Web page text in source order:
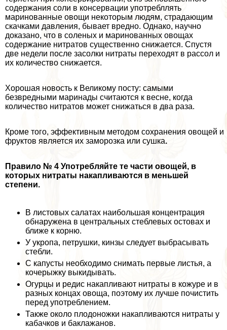
содержания соли в консервации употрeбллять
маринованные овощи некоторым людям, страдающим
скачками давления, бывает вредно. Однако, научно
доказано, что в соленых и маринованных овощах
содержание нитратов существенно снижается. Спустя
две недели после засолки нитраты переходят в рассол и
их количество снижается.
Хорошая новость к Великому посту: самыми
безвредными маринады считаются к весне, когда
количество нитратов может снижаться в два раза.
Кроме того, эффективным методом сохранения овощей и
фруктов является их заморозка или сушка.
Правило № 4 Употрeбляйте те части овощей, в
которых нитраты накапливаются в меньшей
степени.
В листовых салатах наибольшая концентрация
обнаружена в центральных стeблевых остовах и
ближе к корню.
У укропа, петрушки, кинзы следует выбрасывать
стeбли.
С капусты необходимо снимать первые листья, а
кочерыжку выкидывать.
Огурцы и редис накапливают нитраты в кожуре и в
разных концах овоща, поэтому их лучше почистить
перед употрeблением.
Также около плодоножки накапливаются нитраты у
кабачков и баклажанов.